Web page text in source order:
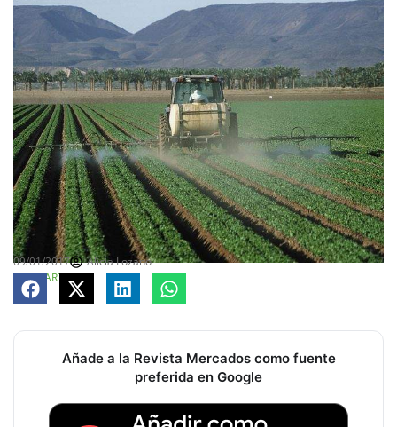
09/01/2017
Alicia Lozano
COMPARTE
Añade a la Revista Mercados como fuente
preferida en Google